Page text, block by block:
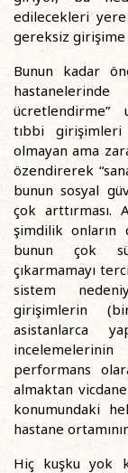
edilecekleri
gereksiz
Bunun kadar
ücretlendirme”
tıbbi
olmayan ama
özendirerek
bunun sosyal
çok arttırması.
şimdilik onların
bunun çok
çıkarmamayı
sistem
girişimlerin
asistanlarca
performans
almaktan
konumundaki
hastane
Hiç kuşku yok